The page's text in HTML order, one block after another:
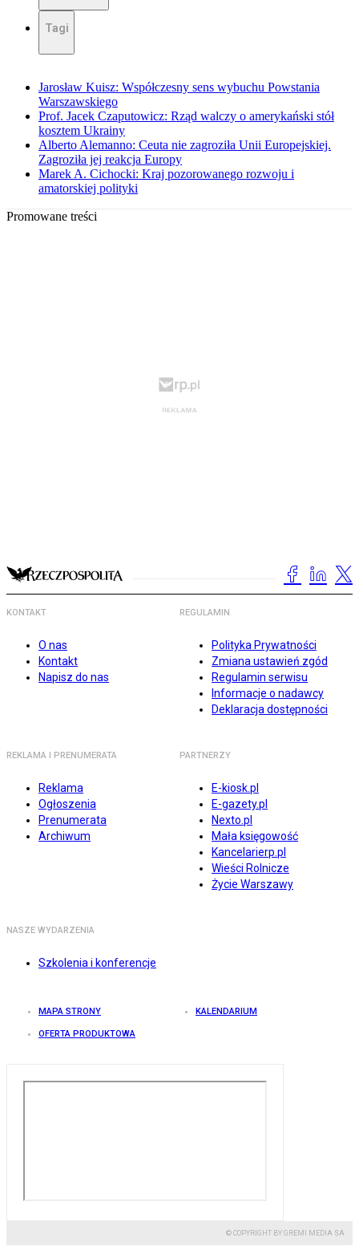
Tagi
Jarosław Kuisz: Współczesny sens wybuchu Powstania
Warszawskiego
Prof. Jacek Czaputowicz: Rząd walczy o amerykański stół
kosztem Ukrainy
Alberto Alemanno: Ceuta nie zagroziła Unii Europejskiej.
Zagroziła jej reakcja Europy
Marek A. Cichocki: Kraj pozorowanego rozwoju i
amatorskiej polityki
Promowane treści
KONTAKT
O nas
Kontakt
Napisz do nas
REGULAMIN
Polityka Prywatności
Zmiana ustawień zgód
Regulamin serwisu
Informacje o nadawcy
Deklaracja dostępności
REKLAMA I PRENUMERATA
Reklama
Ogłoszenia
Prenumerata
Archiwum
PARTNERZY
E-kiosk.pl
E-gazety.pl
Nexto.pl
Mała księgowość
Kancelarierp.pl
Wieści Rolnicze
Życie Warszawy
NASZE WYDARZENIA
Szkolenia i konferencje
MAPA STRONY KALENDARIUM
OFERTA PRODUKTOWA
© COPYRIGHT BY GREMI MEDIA SA